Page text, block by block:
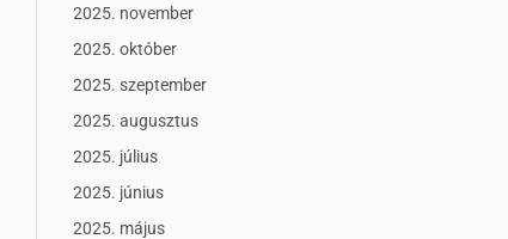
2025. november
2025. október
2025. szeptember
2025. augusztus
2025. július
2025. június
2025. május